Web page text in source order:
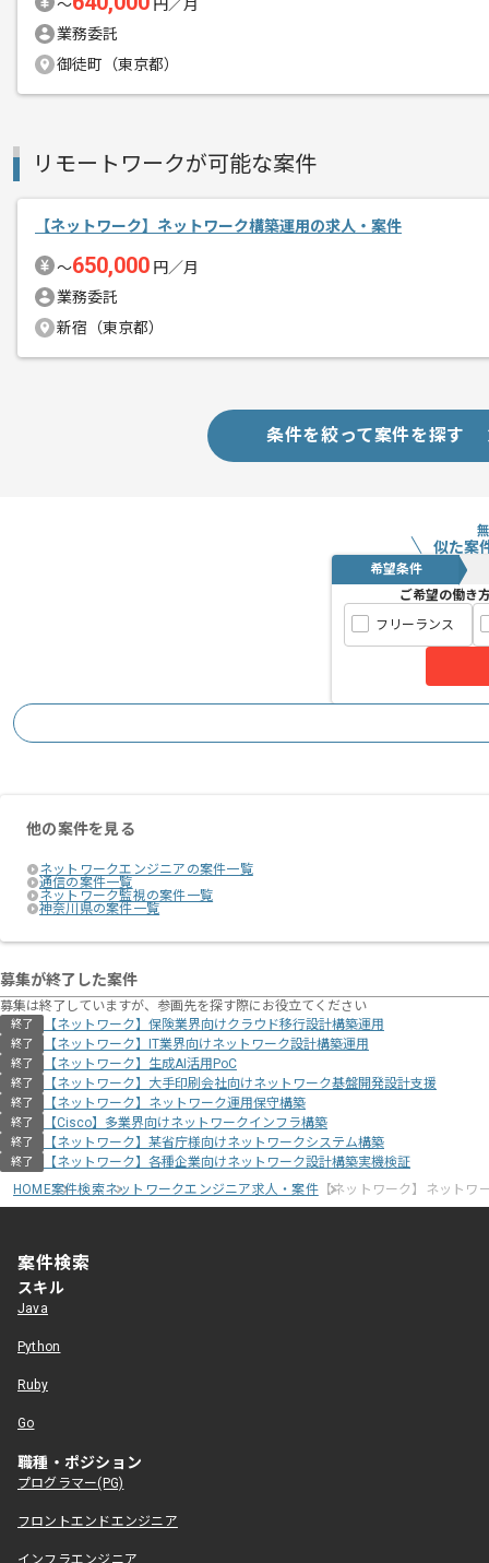
エージェントからのコ
メント
顧客折衝やヒアリングが含まれるため
基本的には常駐での作業を見込んでおり
〜
円／月
業務委託
御徒町（東京都）
リモートワークが可能な案件
【ネットワーク】ネットワーク構築運用の求人・案件
〜650,000 円／月
業務委託
新宿（東京都）
条件を絞って案件を探す
似た案
希望条件
ご希望の働き
フリーランス
他の案件を見る
ネットワークエンジニアの案件一覧
通信の案件一覧
ネットワーク監視の案件一覧
神奈川県の案件一覧
募集が終了した案件
募集は終了していますが、参画先を探す際にお役立てください
終了 【ネットワーク】保険業界向けクラウド移行設計構築運用
終了 【ネットワーク】IT業界向けネットワーク設計構築運用
終了 【ネットワーク】生成AI活用PoC
終了 【ネットワーク】大手印刷会社向けネットワーク基盤開発設計支援
終了 【ネットワーク】ネットワーク運用保守構築
終了 【Cisco】多業界向けネットワークインフラ構築
終了 【ネットワーク】某省庁様向けネットワークシステム構築
終了
【ネットワーク】各種企業向けネットワーク設計構築実機検証
HOME案件検索ネットワークエンジニア求人・案件【ネットワーク】ネットワ
案件検索
スキル
Java
Python
Ruby
Go
職種・ポジション
プログラマー(PG)
フロントエンドエンジニア
インフラエンジニア